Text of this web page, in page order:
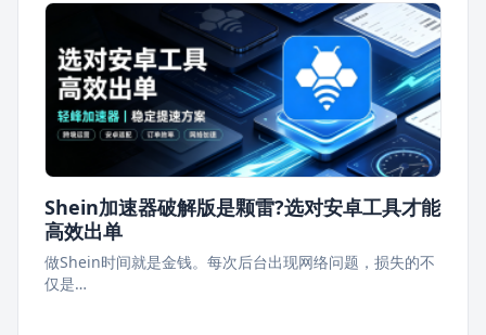
Shein加速器破解版是颗雷?选对安卓工具才能
高效出单
做Shein时间就是金钱。每次后台出现网络问题，损失的不
仅是…